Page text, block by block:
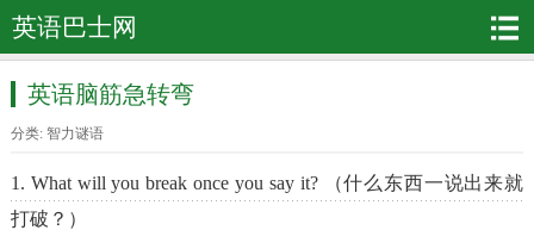
英语巴士网
英语脑筋急转弯
分类: 智力谜语
1. What will you break once you say it? （什么东西一说出来就
打破？）